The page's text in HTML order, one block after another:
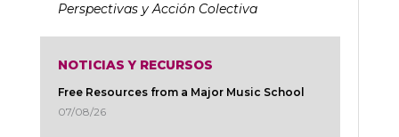
Perspectivas y Acción Colectiva
NOTICIAS Y RECURSOS
Free Resources from a Major Music School
07/08/26